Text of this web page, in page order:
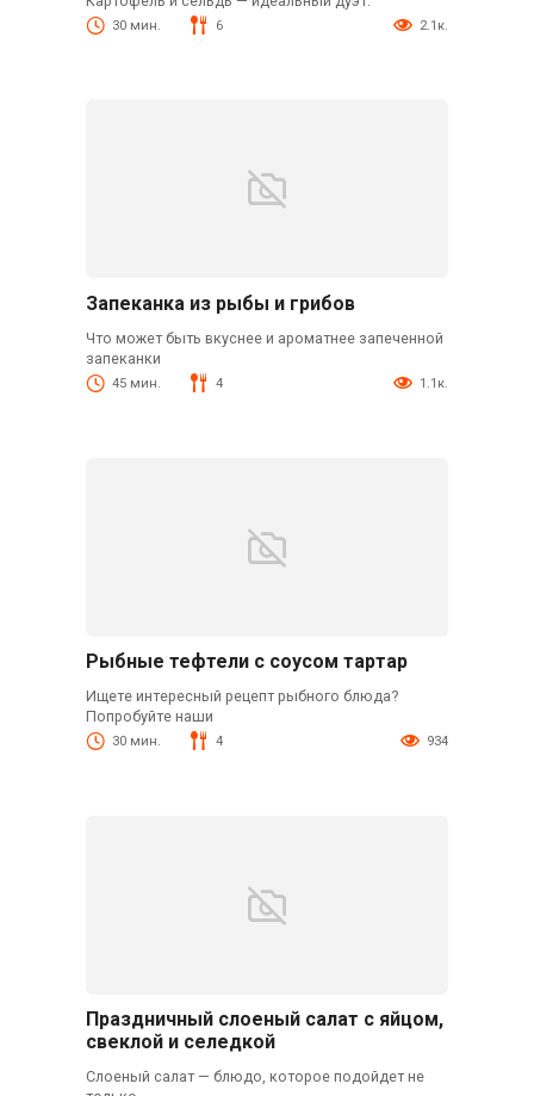
30 мин. 6 2.1к.
Запеканка из рыбы и грибов
Что может быть вкуснее и ароматнее запеченной
запеканки
45 мин. 4 1.1к.
Рыбные тефтели с соусом тартар
Ищете интересный рецепт рыбного блюда?
Попробуйте наши
30 мин. 4 934
Праздничный слоеный салат с яйцом,
свеклой и селедкой
Слоеный салат — блюдо, которое подойдет не